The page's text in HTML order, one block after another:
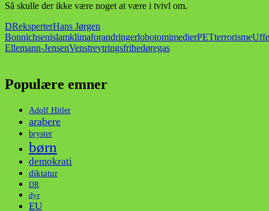
Så skulle der ikke være noget at være i tvivl om.
DReksperterHans Jørgen
BonnichsenislamklimaforandringerlobotomimedierPETterrorismeUffe
Ellemann-JensenVenstreytringsfrihedøregas
Populære emner
Adolf Hitler
arabere
bryster
børn
demokrati
diktatur
DR
dyr
EU